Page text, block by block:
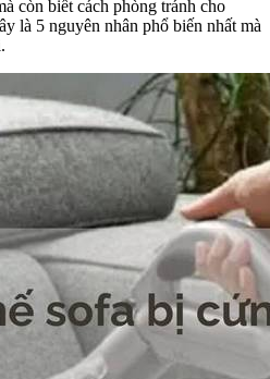
còn biết cách phòng tránh cho
là 5 nguyên nhân phổ biến nhất mà